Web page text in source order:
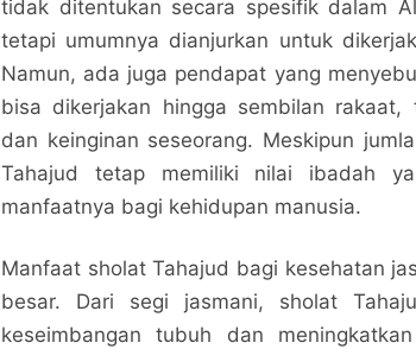
Nalarrakyat.com -
tidak ditentukan secara spesifik dalam
tetapi umumnya dianjurkan untuk
Namun, ada juga pendapat yang
bisa dikerjakan hingga sembilan rakaat,
dan keinginan seseorang. Meskipun
Tahajud tetap memiliki nilai ibadah
manfaatnya bagi kehidupan manusia.
Manfaat sholat Tahajud bagi kesehatan
besar. Dari segi jasmani, sholat
keseimbangan tubuh dan
Nalarrakyat.com -